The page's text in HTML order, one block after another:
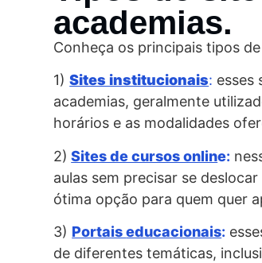
academias.
Conheça os principais tipos
1)Sites institucionais: esses
academias, geralmente
horários e as modalidades
2) Sites de cursos online:
aulas sem precisar se
ótima opção para quem quer
3) Portaiseducacionais:
de diferentes temáticas,